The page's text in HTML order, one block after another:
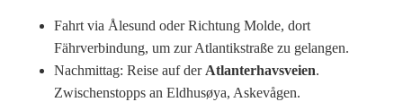
Fahrt via Ålesund oder Richtung Molde, dort
Fährverbindung, um zur Atlantikstraße zu gelangen.
Nachmittag: Reise auf der Atlanterhavsveien.
Zwischenstopps an Eldhusøya, Askevågen.